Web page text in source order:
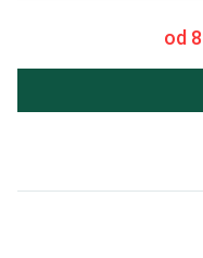
od